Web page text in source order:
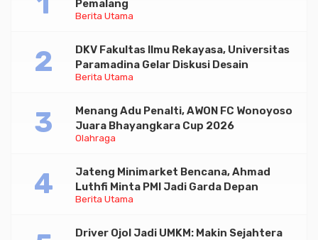
Berita Utama
Pemalang
Berita Utama
DKV Fakultas Ilmu Rekayasa, Universitas
Paramadina Gelar Diskusi Desain
Olahraga
Menang Adu Penalti, AWON FC Wonoyoso
Juara Bhayangkara Cup 2026
Berita Utama
Jateng Minimarket Bencana, Ahmad
Luthfi Minta PMI Jadi Garda Depan
Driver Ojol Jadi UMKM: Makin Sejahtera